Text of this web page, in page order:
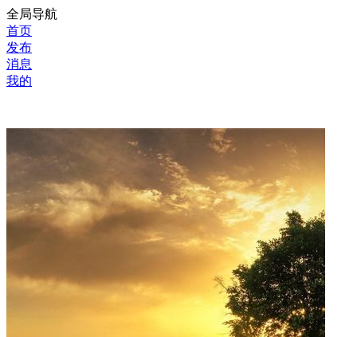
全局导航
首页
发布
消息
我的